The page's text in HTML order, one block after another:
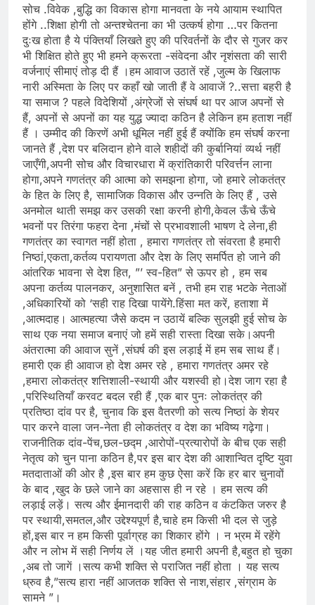
सोच .विवेक ,बुद्धि का विकास होगा मानवता के नये आयाम स्थापित
होंगे ..शिक्षा होगी तो अन्तश्चेतना का भी उत्कर्ष होगा …पर कितना
दुःख होता है ये पंक्तियाँ लिखते हुए की परिवर्तनों के दौर से गुजर कर
भी शिक्षित होते हुए भी हमने क्रूरता -संवेदना और नृशंसता की सारी
वर्जनाएं सीमाएं तोड़ दी हैं ।हम आवाज उठातें रहें ,जुल्म के खिलाफ
नारी अस्मिता के लिए पर कहाँ खो जाती हैं वे आवाजें ?..सत्ता बहरी है
या समाज ? पहले विदेशियों ,अंग्रेजों से संघर्ष था पर आज अपनों से
हैं, अपनों से अपनों का यह युद्ध ज्यादा कठिन है लेकिन हम हताश नहीं
हैं । उम्मीद की किरणें अभी धूमिल नहीं हुई हैं क्योंकि हम संघर्ष करना
जानते हैं ,देश पर बलिदान होने वाले शहीदों की कुर्बानियां व्यर्थ नहीं
जाएँगी,अपनी सोच और विचारधारा में क्रांतिकारी परिवर्त्तन लाना
होगा,अपने गणतंत्र की आत्मा को समझना होगा, जो हमारे लोकतंत्र
के हित के लिए है, सामाजिक विकास और उन्नति के लिए हैं , उसे
अनमोल थाती समझ कर उसकी रक्षा करनी होगी,केवल ऊँचे ऊँचे
भवनों पर तिरंगा फहरा देना ,मंचों से प्रभावशाली भाषण दे लेना,ही
गणतंत्र का स्वागत नहीं होता , हमारा गणतंत्र तो संवरता है हमारी
निष्ठां,एकता,कर्तव्य परायणता और देश के लिए समर्पित हो जाने की
आंतरिक भावना से देश हित, ”’ स्व-हित” से ऊपर हो , हम सब
अपना कर्तव्य पालनकर, अनुशासित बनें , तभी हम राह भटके नेताओं
,अधिकारियों को ‘सही राह दिखा पायेंगे.हिंसा मत करें, हताशा में
,आत्मदाह। आत्महत्या जैसे कदम न उठायें बल्कि सुलझी हुई सोच के
साथ एक नया समाज बनाएं जो हमें सही रास्ता दिखा सके।अपनी
अंतरात्मा की आवाज सुनें ,संघर्ष की इस लड़ाई में हम सब साथ हैं।
हमारी एक ही आवाज हो देश अमर रहे , हमारा गणतंत्र अमर रहे
,हमारा लोकतंत्र शत्तिशाली-स्थायी और यशस्वी हो।देश जाग रहा है
,परिस्थितियाँ करवट बदल रही हैं ,एक बार पुनः लोकतंत्र की
प्रतिष्ठा दांव पर है, चुनाव कि इस वैतरणी को सत्य निष्ठां के शेयर
पार करने वाला जन-नेता ही लोकतंत्र व देश का भविष्य गढ़ेगा।
राजनीतिक दांव-पेंच,छल-छद्म ,आरोपों-प्रत्यारोपों के बीच एक सही
नेतृत्व को चुन पाना कठिन है,पर इस बार देश की आशान्वित दृष्टि युवा
मतदाताओं की ओर है ,इस बार हम कुछ ऐसा करें कि हर बार चुनावों
के बाद ,खुद के छले जाने का अहसास ही न रहे । हम सत्य की
लड़ाई लड़ें। सत्य और ईमानदारी की राह कठिन व कंटकित जरुर है
पर स्थायी,समतल,और उद्देश्यपूर्ण है,चाहे हम किसी भी दल से जुड़े
हों,इस बार न हम किसी पूर्वाग्रह का शिकार होंगे । न भ्रम में रहेंगे
और न लोभ में सही निर्णय लें ।यह जीत हमारी अपनी है,बहुत हो चुका
,अब तो जागें ।सत्य कभी शक्ति से पराजित नहीं होता । यह सत्य
ध्रुव है,”सत्य हारा नहीं आजतक शक्ति से नाश,संहार ,संग्राम के
सामने ”।